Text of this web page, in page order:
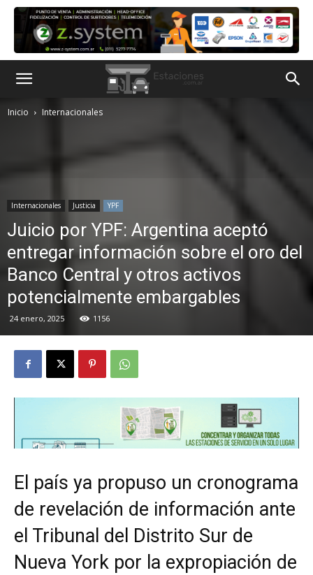
Inicio Internacionales
Internacionales Justicia YPF
Juicio por YPF: Argentina aceptó
entregar información sobre el oro del
Banco Central y otros activos
potencialmente embargables
24 enero, 2025 1156
El país ya propuso un cronograma
de revelación de información ante
el Tribunal del Distrito Sur de
Nueva York por la expropiación de